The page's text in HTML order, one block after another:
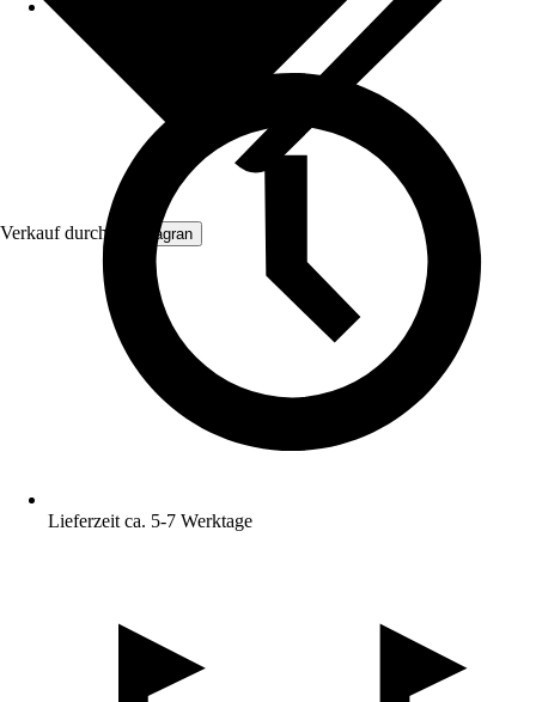
Verkauf durch: Primagran
Lieferzeit ca. 5-7 Werktage